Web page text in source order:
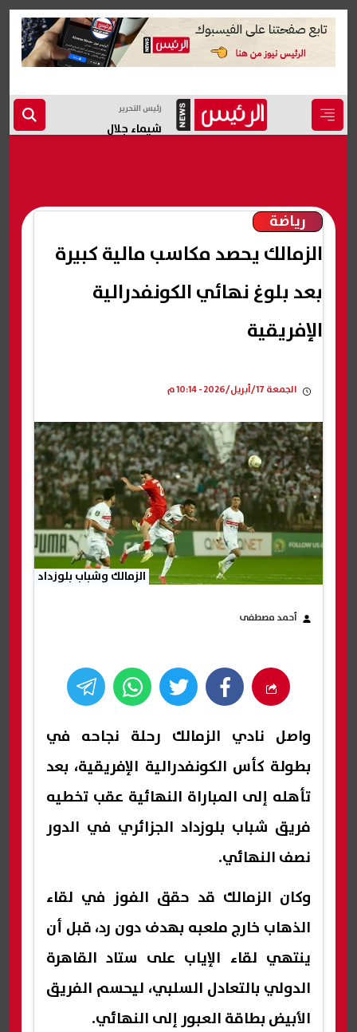
رئيس التحرير
شيماء جلال
رياضة
الزمالك يحصد مكاسب مالية كبيرة
بعد بلوغ نهائي الكونفدرالية
الإفريقية
الجمعة 17/أبريل/2026 - 10:14 م
الزمالك وشباب بلوزداد
أحمد مصطفى
واصل نادي الزمالك رحلة نجاحه في
بطولة كأس الكونفدرالية الإفريقية، بعد
تأهله إلى المباراة النهائية عقب تخطيه
فريق شباب بلوزداد الجزائري في الدور
نصف النهائي.
وكان الزمالك قد حقق الفوز في لقاء
الذهاب خارج ملعبه بهدف دون رد، قبل أن
ينتهي لقاء الإياب على ستاد القاهرة
الدولي بالتعادل السلبي، ليحسم الفريق
الأبيض بطاقة العبور إلى النهائي.